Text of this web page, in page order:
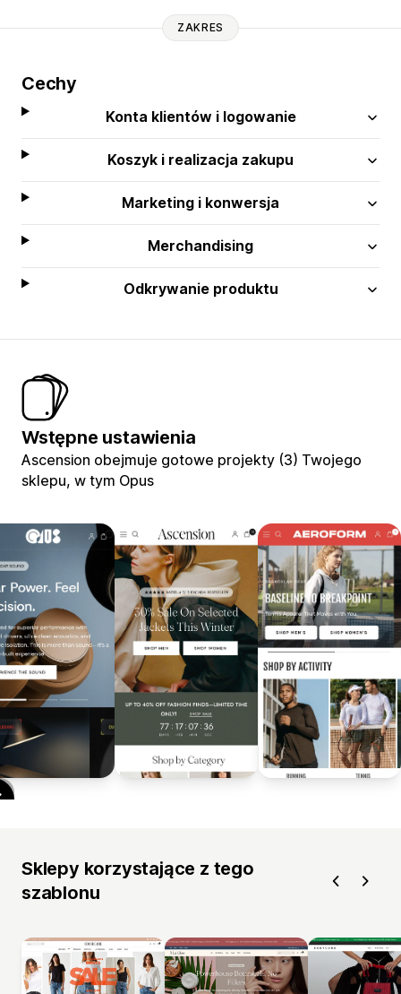
ZAKRES
Cechy
Konta klientów i logowanie
Koszyk i realizacja zakupu
Marketing i konwersja
Merchandising
Odkrywanie produktu
Wstępne ustawienia
Ascension obejmuje gotowe projekty (3) Twojego
sklepu, w tym Opus
Sklepy korzystające z tego
szablonu